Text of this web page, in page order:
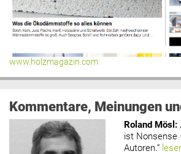
www.holzmagazin.com
Kommentare, Meinungen
Roland Mösl :
ist Nonsense
Autoren.“